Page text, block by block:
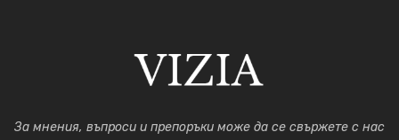
За мнения, въпроси и препоръки може да се свържете с нас